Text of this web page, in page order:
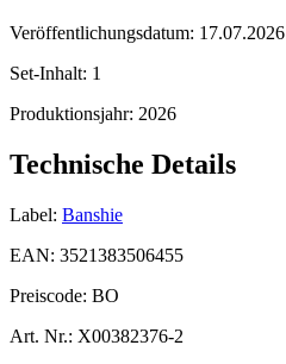
Veröffentlichungsdatum: 17.07.2026
Set-Inhalt: 1
Produktionsjahr: 2026
Technische Details
Label: Banshie
EAN: 3521383506455
Preiscode: BO
Art. Nr.: X00382376-2